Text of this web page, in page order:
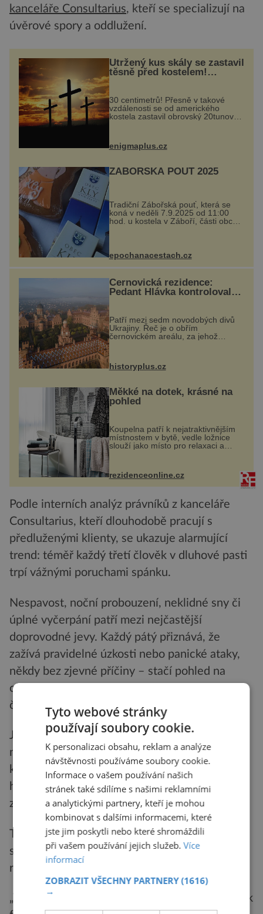
kanceláře Consultarius, kteří se specializují na
úvěrové spory a oddlužení.
Utržený kus skály se zastavil
těsně před kostelem!
Ochránila ho boží síla?
30 centimetrů! Přesně v takové
vzdálenosti se od amerického
kostela zastavil obrovský 20tunový
při její demolici. Podle místních stojí
...
enigmaplus.cz
ZÁBOŘSKÁ POUŤ 2025
Tradiční Zábořská pouť, která se
koná v neděli 7.9.2025 od 11:00
hod. u kostela v Záboří, části obce
Kly u Mělníka. V programu
naleznete komentovanou prohlídku
atrakce...
epochanacestach.cz
Černovická rezidence:
Pedant Hlávka kontroloval
Patří mezi sedm novodobých divů
Ukrajiny. Řeč je o obřím
černovickém areálu, za jehož
vznikem stál slavný český architekt
Josef Hlávka. Ten si na něm dal
mimořádně záležet. Jeho stavební
plány by při ...
historyplus.cz
Měkké na dotek, krásné na
pohled
Koupelna patří k nejatraktivnějším
místnostem v bytě, vedle ložnice
slouží jako místo pro relaxaci a
odpočinek. Koupelnový textil –
ručníky, osušky a koberečky –
mohou jako mávnutím kouzelného
proutku...
rezidenceonline.cz
Podle interních analýz právníků z kanceláře
Consultarius, kteří dlouhodobě pracují s
předluženými klienty, se ukazuje alarmující
trend: téměř každý třetí člověk v dluhové pasti
trpí vážnými poruchami spánku.
Nespavost, noční probouzení, neklidné sny či
úplné vyčerpání patří mezi nejčastější
doprovodné jevy. Každý pátý přiznává, že
zažívá pravidelné úzkosti nebo panické ataky,
někdy bez zjevné příčiny – stačí pohled na
obálku ve schránce nebo vyzvánějící neznámé
číslo.
Ještě závažnější jsou případy, kdy se psychické
napětí přetaví do fyzického ohrožení. Někteří
klienti se přiznávají k sebepoškozování, jiní
hledají úlevu v alkoholu, prášcích nebo
závislostním chování.
Typické jsou příběhy, kdy lidé místo řešení
situace ztrácí kontakt s okolím, vyhýbají se
rodině, kolegům, i sami sobě.
„Viděli jsme i případy, kdy lidé vypadali navenek
Tyto webové stránky
používají soubory cookie.
K personalizaci obsahu, reklam a analýze
návštěvnosti používáme soubory cookie.
Informace o vašem používání našich
stránek také sdílíme s našimi reklamními
a analytickými partnery, kteří je mohou
kombinovat s dalšími informacemi, které
jste jim poskytli nebo které shromáždili
při vašem používání jejich služeb.Více
informací
ZOBRAZIT VŠECHNY PARTNERY(1616)
→